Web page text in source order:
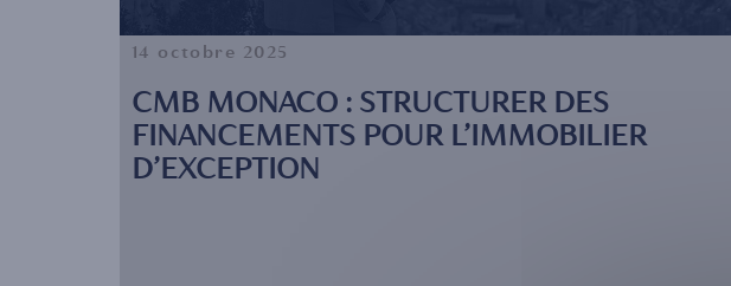
14 octobre 2025
CMB MONACO : STRUCTURER DES
FINANCEMENTS POUR L’IMMOBILIER
D’EXCEPTION